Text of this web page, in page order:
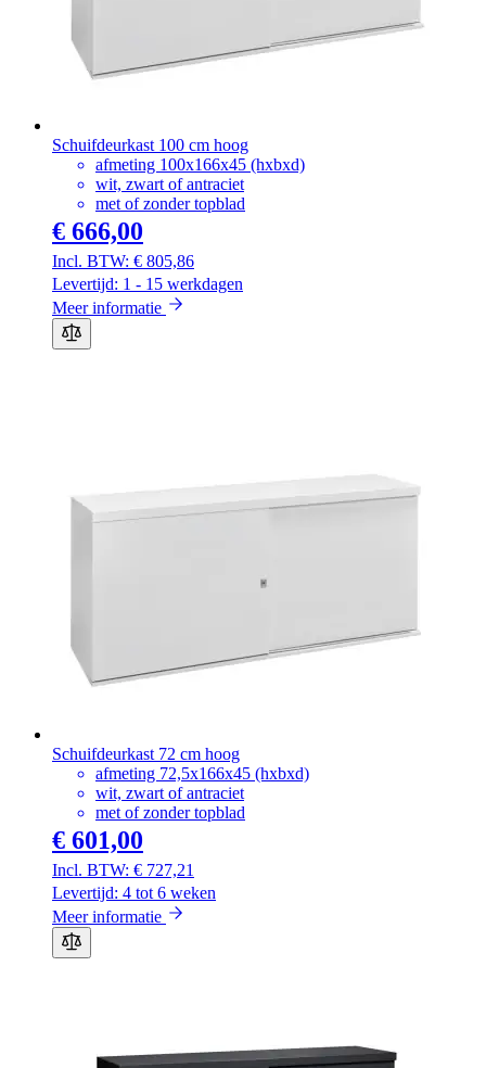
Schuifdeurkast 100 cm hoog
afmeting 100x166x45 (hxbxd)
wit, zwart of antraciet
met of zonder topblad
€ 805,86
€ 666,00
Levertijd: 1 - 15 werkdagen
Meer informatie
Schuifdeurkast 72 cm hoog
afmeting 72,5x166x45 (hxbxd)
wit, zwart of antraciet
met of zonder topblad
€ 727,21
€ 601,00
Levertijd: 4 tot 6 weken
Meer informatie